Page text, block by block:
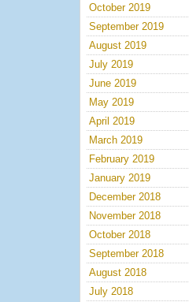
October 2019
September 2019
August 2019
July 2019
June 2019
May 2019
April 2019
March 2019
February 2019
January 2019
December 2018
November 2018
October 2018
September 2018
August 2018
July 2018